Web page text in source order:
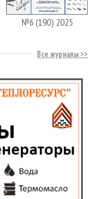
№6 (190) 2025
Все журналы